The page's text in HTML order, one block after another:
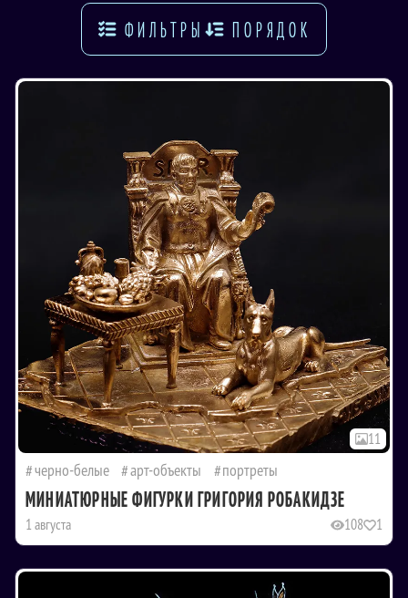
ФИЛЬТРЫ ПОРЯДОК
11
черно-белые арт-объекты портреты
МИНИАТЮРНЫЕ ФИГУРКИ ГРИГОРИЯ РОБАКИДЗЕ
1 августа 108 1